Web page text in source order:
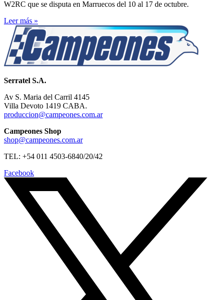
W2RC que se disputa en Marruecos del 10 al 17 de octubre.
Leer más »
Serratel S.A.
Av S. Maria del Carril 4145
Villa Devoto 1419 CABA.
produccion@campeones.com.ar
Campeones Shop
shop@campeones.com.ar
TEL: +54 011 4503-6840/20/42
Facebook